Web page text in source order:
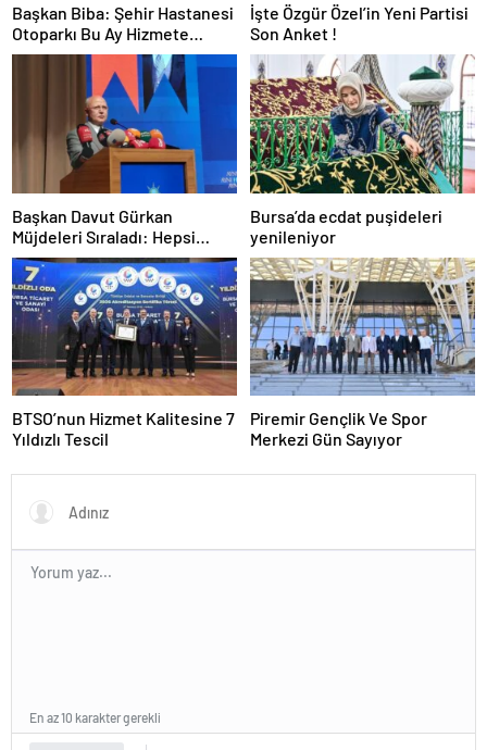
Başkan Biba: Şehir Hastanesi
Otoparkı Bu Ay Hizmete
Açılacak
İşte Özgür Özel’in Yeni Partisi
Son Anket !
Başkan Davut Gürkan
Müjdeleri Sıraladı: Hepsi
Yakında Hizmete Giriyor !
Bursa’da ecdat puşideleri
yenileniyor
BTSO’nun Hizmet Kalitesine 7
Yıldızlı Tescil
Piremir Gençlik Ve Spor
Merkezi Gün Sayıyor
En az 10 karakter gerekli